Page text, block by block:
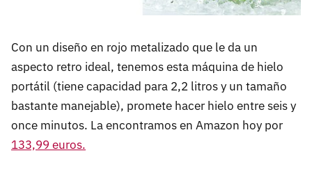
Con un diseño en rojo metalizado que le da un
aspecto retro ideal, tenemos esta máquina de hielo
portátil (tiene capacidad para 2,2 litros y un tamaño
bastante manejable), promete hacer hielo entre seis y
once minutos. La encontramos en Amazon hoy por
133,99 euros.